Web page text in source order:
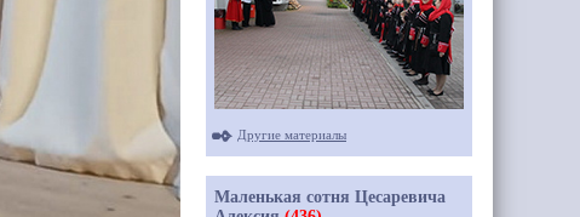
Другие материалы
Маленькая сотня Цесаревича